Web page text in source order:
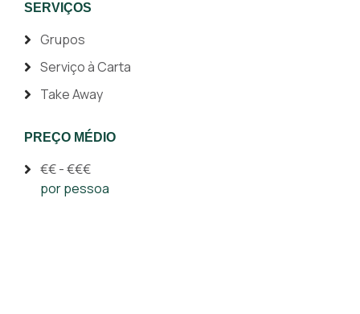
SERVIÇOS
Grupos
Serviço à Carta
Take Away
PREÇO MÉDIO
€€ - €€€
por pessoa